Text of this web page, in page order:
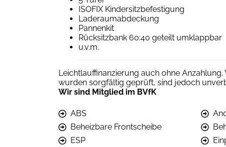
ISOFIX Kindersitzbefestigung
Laderaumabdeckung
Pannenkit
Rücksitzbank 60:40 geteilt umklappbar
u.v.m.
Leichtlauffinanzierung auch ohne
wurden sorgfältig geprüft, sind jedoch
Wir sind Mitglied im BVfK
ABS
Beheizbare Frontscheibe
ESP